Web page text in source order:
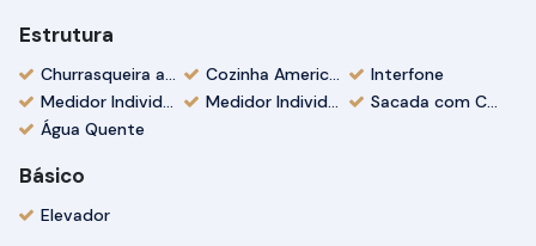
Estrutura
Churrasqueira a Carvão Cozinha Americana
Interfone
Medidor Individual Gás
Medidor Individual Água
Sacada com Churrasqueira
Água Quente
Básico
Elevador